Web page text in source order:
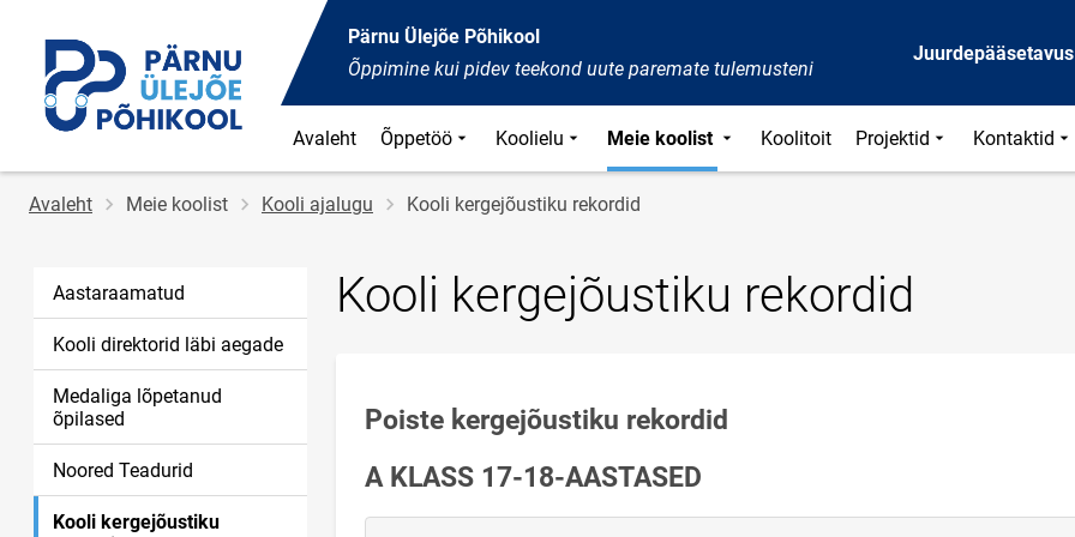
Pärnu Ülejõe Põhikool
Õppimine kui pidev teekond uute paremate tulemusteni
Juurdepääsetavus
Avaleht Õppetöö Koolielu Meie koolist Koolitoit Projektid Kontaktid
Jälglink
Avaleht Meie koolist Kooli ajalugu Kooli kergejõustiku rekordid
Aastaraamatud
Kooli direktorid läbi aegade
Medaliga lõpetanud
õpilased
Noored Teadurid
Kooli kergejõustiku
Kooli kergejõustiku rekordid
Poiste kergejõustiku rekordid
A KLASS 17-18-AASTASED